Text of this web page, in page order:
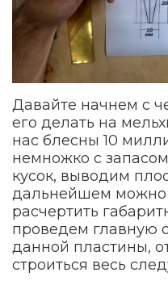
Давайте начнем с
его делать на
нас блесны 10
немножко с
кусок, выводим
дальнейшем можно
расчертить
проведем главную
данной пластины,
строиться весь